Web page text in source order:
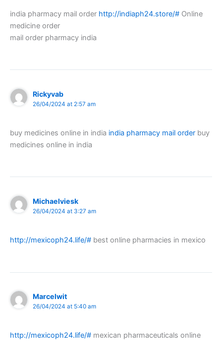
india pharmacy mail order http://indiaph24.store/# Online
medicine order
mail order pharmacy india
Rickyvab
26/04/2024 at 2:57 am
buy medicines online in india india pharmacy mail order buy
medicines online in india
Michaelviesk
26/04/2024 at 3:27 am
http://mexicoph24.life/# best online pharmacies in mexico
Marcelwit
26/04/2024 at 5:40 am
http://mexicoph24.life/# mexican pharmaceuticals online